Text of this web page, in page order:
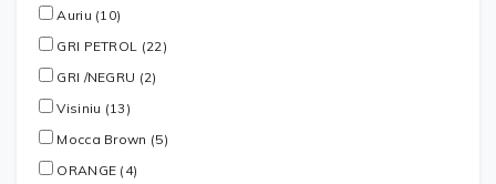
Auriu (10)
GRI PETROL (22)
GRI /NEGRU (2)
Visiniu (13)
Mocca Brown (5)
ORANGE (4)